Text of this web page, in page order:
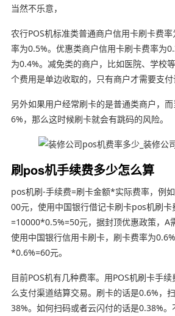
当然不乐意，
农行POS机标准类普通商户信用卡刷卡费
率为0.5%。优惠类商户信用卡刷卡费率为
为0.4%。减免类的商户，比如医院、学校
个费用是单边收取的，只有商户才需要支付
另外如果用户经常刷卡的是普通类商户，
6%，那么这时候刷卡就会有跳码的风险。
刷pos机手续费多少怎么算
pos机刷-手续费=刷卡金额*实际费率，例
00元，使用中国银行借记卡刷卡pos机刷
=10000*0.5%=50元，据封顶优惠政策，A
使用中国银行信用卡刷卡，刷卡费率为
*0.6%=60元。
目前POS机有几种费率。用POS机刷卡手
么支付渠道结算交易。刷卡的话是0.6%，
38%。如何扫码或者云闪付的话是0.38%。